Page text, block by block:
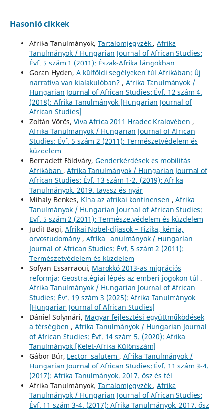
Hasonló cikkek
Afrika Tanulmányok, Tartalomjegyzék , Afrika
Tanulmányok / Hungarian Journal of African Studies:
Évf. 5 szám 1 (2011): Észak-Afrika lángokban
Goran Hyden, A külföldi segélyeken túl Afrikában: Új
narratíva van kialakulóban? , Afrika Tanulmányok /
Hungarian Journal of African Studies: Évf. 12 szám 4.
(2018): Afrika Tanulmányok [Hungarian Journal of
African Studies]
Zoltán Vörös, Viva Africa 2011 Hradec Kralovében ,
Afrika Tanulmányok / Hungarian Journal of African
Studies: Évf. 5 szám 2 (2011): Természetvédelem és
küzdelem
Bernadett Földváry, Genderkérdések és mobilitás
Afrikában , Afrika Tanulmányok / Hungarian Journal of
African Studies: Évf. 13 szám 1-2. (2019): Afrika
Tanulmányok. 2019. tavasz és nyár
Mihály Benkes, Kína az afrikai kontinensen , Afrika
Tanulmányok / Hungarian Journal of African Studies:
Évf. 5 szám 2 (2011): Természetvédelem és küzdelem
Judit Bagi, Afrikai Nobel-díjasok – Fizika, kémia,
orvostudomány , Afrika Tanulmányok / Hungarian
Journal of African Studies: Évf. 5 szám 2 (2011):
Természetvédelem és küzdelem
Sofyan Essarraoui, Marokkó 2013-as migrációs
reformja: Geostratégiai lépés az emberi jogokon túl ,
Afrika Tanulmányok / Hungarian Journal of African
Studies: Évf. 19 szám 3 (2025): Afrika Tanulmányok
[Hungarian Journal of African Studies]
Dániel Solymári, Magyar fejlesztési együttműködések
a térségben , Afrika Tanulmányok / Hungarian Journal
of African Studies: Évf. 14 szám 5. (2020): Afrika
Tanulmányok [Kelet-Afrika Különszám]
Gábor Búr, Lectori salutem , Afrika Tanulmányok /
Hungarian Journal of African Studies: Évf. 11 szám 3-4.
(2017): Afrika Tanulmányok. 2017. ősz és tél
Afrika Tanulmányok, Tartalomjegyzék , Afrika
Tanulmányok / Hungarian Journal of African Studies:
Évf. 11 szám 3-4. (2017): Afrika Tanulmányok. 2017. ősz